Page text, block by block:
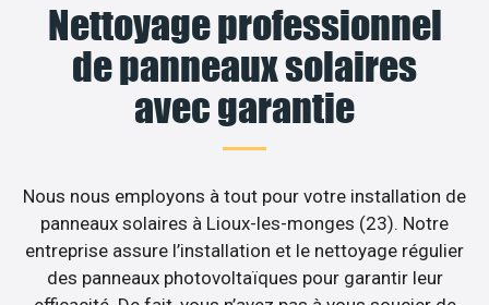
Nettoyage professionnel
de panneaux solaires
avec garantie
Nous nous employons à tout pour votre installation de
panneaux solaires à Lioux-les-monges (23). Notre
entreprise assure l’installation et le nettoyage régulier
des panneaux photovoltaïques pour garantir leur